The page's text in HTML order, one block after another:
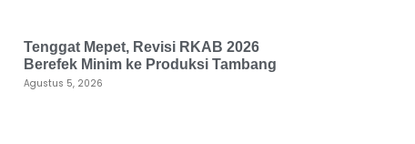
Tenggat Mepet, Revisi RKAB 2026
Berefek Minim ke Produksi Tambang
Agustus 5, 2026